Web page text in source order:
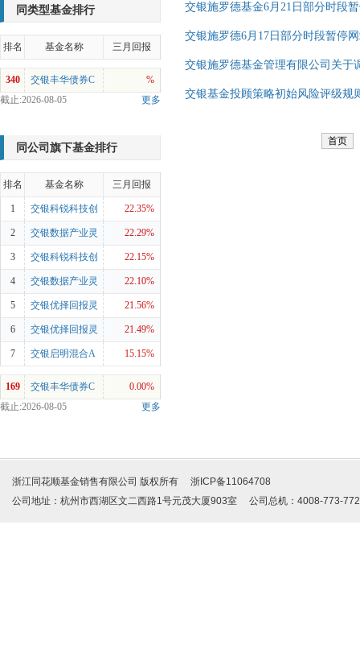
交银施罗德基金6月21日部分时段
交银施罗德6月17日部分时段暂停
交银施罗德基金管理有限公司关于
交银基金投顾策略初始风险评级规
首页
同类型基金排行
排名 基金名称 三月回报
340 交银丰华债券C
%
截止:2026-08-05
更多
同公司旗下基金排行
排名 基金名称 三月回报
1 交银科锐科技创
新混合A
22.35%
2 交银数据产业灵
活配置混合A
22.29%
3 交银科锐科技创
新混合C
22.15%
4 交银数据产业灵
活配置混合C
22.10%
5 交银优择回报灵
活配置混合A
21.56%
6 交银优择回报灵
活配置混合C
21.49%
7 交银启明混合A 15.15%
169 交银丰华债券C
0.00%
截止:2026-08-05
更多
浙江同花顺基金销售有限公司 版权所有 浙ICP备11064708
公司地址：杭州市西湖区文二西路1号元茂大厦903室 公司总机：4008-773-772